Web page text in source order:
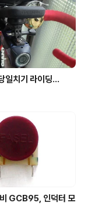
일치기 라이딩...
GCB95, 인덕터 모